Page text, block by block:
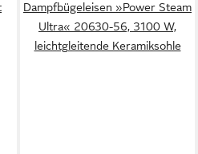
Dampfbügeleisen »Power Steam
Ultra« 20630-56, 3100 W,
leichtgleitende Keramiksohle